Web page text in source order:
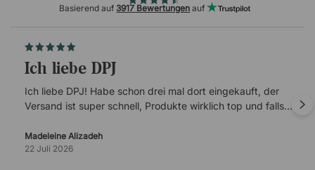
Basierend auf 3917 Bewertungen auf
Ich liebe DPJ
Ich liebe DPJ! Habe schon drei mal dort eingekauft, der
Versand ist super schnell, Produkte wirklich top und falls
verlässlich.
Madeleine Alizadeh
22 Juli 2026